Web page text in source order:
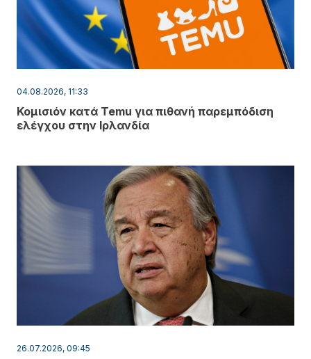
04.08.2026, 11:33
Κομισιόν κατά Temu για πιθανή παρεμπόδιση
ελέγχου στην Ιρλανδία
26.07.2026, 09:45